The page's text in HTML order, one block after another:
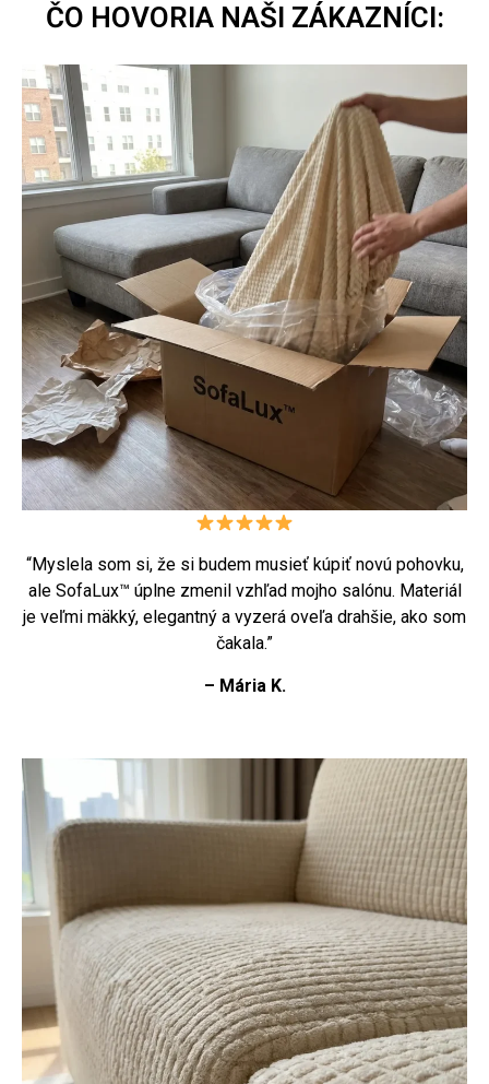
ČO HOVORIA NAŠI ZÁKAZNÍCI:
“Myslela som si, že si budem musieť kúpiť novú pohovku,
ale SofaLux™ úplne zmenil vzhľad mojho salónu. Materiál
je veľmi mäkký, elegantný a vyzerá oveľa drahšie, ako som
čakala.”
– Mária K.